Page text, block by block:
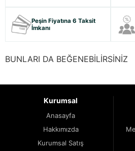
Peşin Fiyatına 6 Taksit
İmkanı
BUNLARI DA BEĞENEBİLİRSİNİZ
Kurumsal
Anasayfa
Hakkımızda
Kurumsal Satış